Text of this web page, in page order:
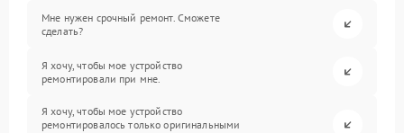
Мне нужен срочный ремонт. Сможете
сделать?
Я хочу, чтобы мое устройство
ремонтировали при мне.
Я хочу, чтобы мое устройство
ремонтировалось только оригинальными